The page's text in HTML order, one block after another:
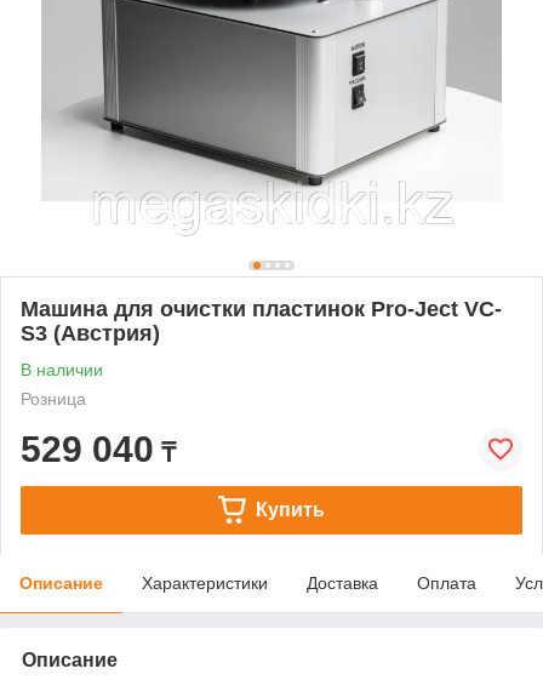
Машина для очистки пластинок Pro-Ject VC-
S3 (Австрия)
В наличии
Розница
529 040 ₸
Купить
Описание Характеристики Доставка Оплата
Описание